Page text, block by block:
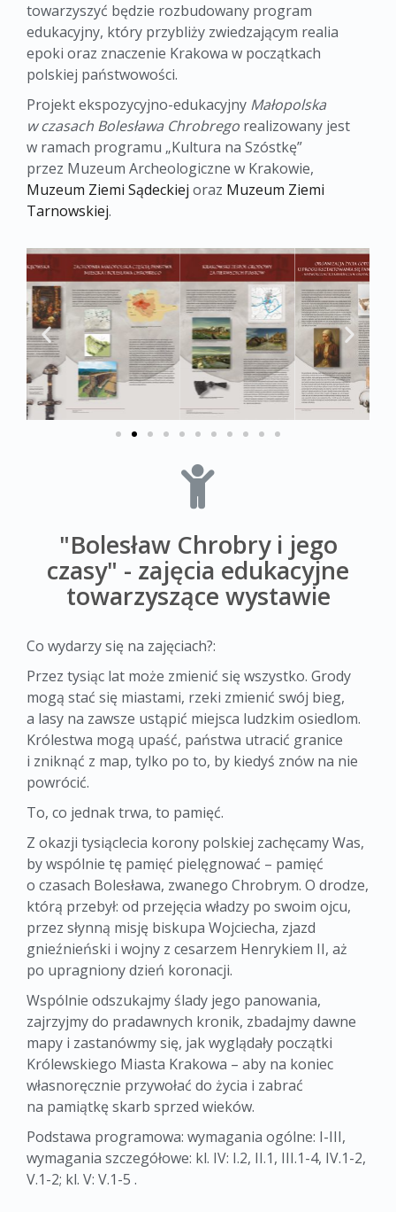
towarzyszyć będzie rozbudowany program
edukacyjny, który przybliży zwiedzającym realia
epoki oraz znaczenie Krakowa w początkach
polskiej państwowości.
Projekt ekspozycyjno-edukacyjny Małopolska
w czasach Bolesława Chrobrego realizowany jest
w ramach programu „Kultura na Szóstkę”
przez Muzeum Archeologiczne w Krakowie,
Muzeum Ziemi Sądeckiej oraz Muzeum Ziemi
Tarnowskiej.
"Bolesław Chrobry i jego
czasy" - zajęcia edukacyjne
towarzyszące wystawie
Co wydarzy się na zajęciach?:
Przez tysiąc lat może zmienić się wszystko. Grody
mogą stać się miastami, rzeki zmienić swój bieg,
a lasy na zawsze ustąpić miejsca ludzkim osiedlom.
Królestwa mogą upaść, państwa utracić granice
i zniknąć z map, tylko po to, by kiedyś znów na nie
powrócić.
To, co jednak trwa, to pamięć.
Z okazji tysiąclecia korony polskiej zachęcamy Was,
by wspólnie tę pamięć pielęgnować – pamięć
o czasach Bolesława, zwanego Chrobrym. O drodze,
którą przebył: od przejęcia władzy po swoim ojcu,
przez słynną misję biskupa Wojciecha, zjazd
gnieźnieński i wojny z cesarzem Henrykiem II, aż
po upragniony dzień koronacji.
Wspólnie odszukajmy ślady jego panowania,
zajrzyjmy do pradawnych kronik, zbadajmy dawne
mapy i zastanówmy się, jak wyglądały początki
Królewskiego Miasta Krakowa – aby na koniec
własnoręcznie przywołać do życia i zabrać
na pamiątkę skarb sprzed wieków.
Podstawa programowa: wymagania ogólne: I-III,
wymagania szczegółowe: kl. IV: I.2, II.1, III.1-4, IV.1-2,
V.1-2; kl. V: V.1-5 .